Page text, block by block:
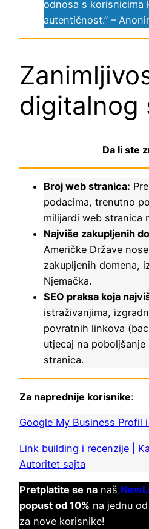
odnosa s korisnicima
autentičnost.” –
digitalnog
Da li ste
Broj web stranica:
podacima, trenutno
milijardi web stranica
Najviše zakupljenih
Američke Države
zakupljenih domena,
Njemačka.
SEO praksa koja
istraživanjima,
povratnih linkova
utjecaj na
stranica.
Za naprednije korisnike:
Google My Business Profil
Link building i recenzije |
Autoritet sajta
Pretplatite se na naš
popust od 10% na jednu
za nove korisnike!